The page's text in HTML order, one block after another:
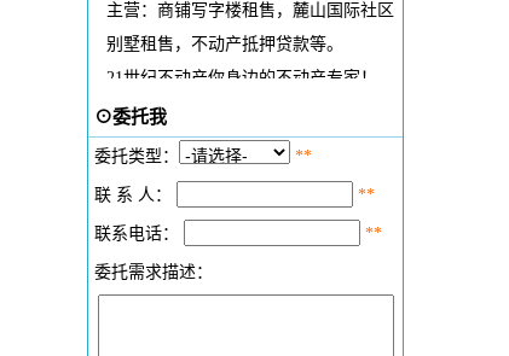
主营：商铺写字楼租售，麓山国际社区
别墅租售，不动产抵押贷款等。
21世纪不动产你身边的不动产专家！
（刘勇飞：13551857269）
您的信任是对我最大的支持！
⊙委托我
委托类型： **
联 系 人： **
联系电话： **
委托需求描述：